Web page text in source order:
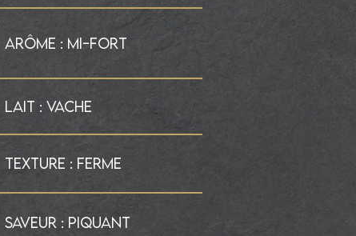
ARÔME : MI-FORT
LAIT : VACHE
TEXTURE : FERME
SAVEUR : PIQUANT